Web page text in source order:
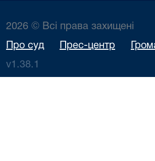
2026 © Всі права захищені
Про суд Прес-центр
v1.38.1